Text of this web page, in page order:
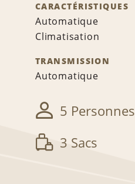
CARACTÉRISTIQUES
Automatique
Climatisation
TRANSMISSION
Automatique
5 Personnes
3 Sacs